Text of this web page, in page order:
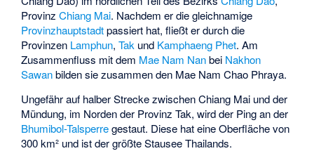
ProvinzChiang Mai. Nachdem er die gleichnamige
Provinzhauptstadtpassiert hat, fließt er durch die
Provinzen Lamphun,Tak und Kamphaeng Phet. Am
Zusammenfluss mit dem Mae Nam Nanbei Nakhon
Sawanbilden sie zusammen den Mae Nam Chao Phraya.
Ungefähr auf halber Strecke zwischen Chiang Mai und der
Mündung, im Norden der Provinz Tak, wird der Ping an der
Bhumibol-Talsperregestaut. Diese hat eine Oberfläche von
300 km² und ist der größte Stausee Thailands.